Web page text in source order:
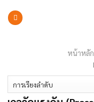
content
หน้าหลัก